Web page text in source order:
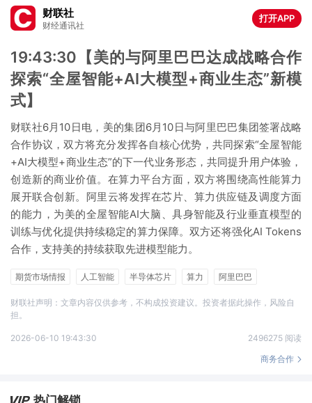
财联社
财经通讯社
打开APP
19:43:30【美的与阿里巴巴达成战略合作
探索“全屋智能+AI大模型+商业生态”新模
式】
财联社6月10日电，美的集团6月10日与阿里巴巴集团签署战略
合作协议，双方将充分发挥各自核心优势，共同探索“全屋智能
+AI大模型+商业生态”的下一代业务形态，共同提升用户体验，
创造新的商业价值。在算力平台方面，双方将围绕高性能算力
展开联合创新。阿里云将发挥在芯片、算力供应链及调度方面
的能力，为美的全屋智能AI大脑、具身智能及行业垂直模型的
训练与优化提供持续稳定的算力保障。双方还将强化AI Tokens
合作，支持美的持续获取先进模型能力。
期货市场情报 人工智能 半导体芯片 算力
阿里巴巴
财联社声明：文章内容仅供参考，不构成投资建议。投资者据此操作，风险自
担。
2026-06-10 19:43:30
2496275 阅读
商务合作
热门解锁